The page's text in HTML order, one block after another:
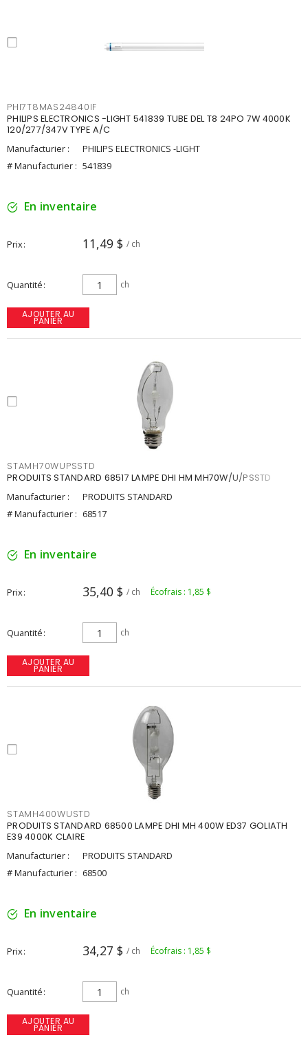
PHI7T8MAS24840IF
PHILIPS ELECTRONICS -LIGHT 541839 TUBE DEL T8 24PO 7W 4000K
120/277/347V TYPE A/C
Manufacturier :
PHILIPS ELECTRONICS -LIGHT
# Manufacturier : 541839
En inventaire
Prix 11,49 $ / ch
Quantité ch
AJOUTER AU
PANIER
STAMH70WUPSSTD
PRODUITS STANDARD 68517 LAMPE DHI HM MH70W/U/PSSTD
Manufacturier :
PRODUITS STANDARD
# Manufacturier : 68517
En inventaire
Prix 35,40 $ / ch Écofrais : 1,85 $
Quantité ch
AJOUTER AU
PANIER
STAMH400WUSTD
PRODUITS STANDARD 68500 LAMPE DHI MH 400W ED37 GOLIATH
E39 4000K CLAIRE
Manufacturier :
PRODUITS STANDARD
# Manufacturier : 68500
En inventaire
Prix 34,27 $ / ch Écofrais : 1,85 $
Quantité ch
AJOUTER AU
PANIER